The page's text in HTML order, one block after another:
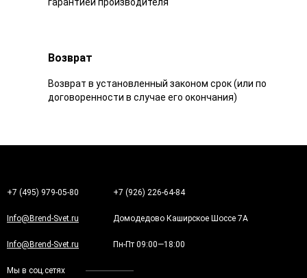
Возврат
Возврат в установленный законом срок (или по
договоренности в случае его окончания)
+7 (495) 979-05-80 +7 (926) 226-64-84
Info@Brend-Svet.ru Домодедово Каширское Шоссе 7А
Info@Brend-Svet.ru Пн-Пт 09:00—18:00
Мы в соц.сетях